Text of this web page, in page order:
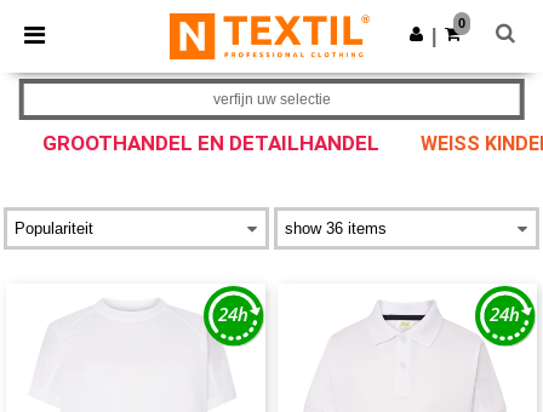
× Ntextil-app
Betere prijzen in de app!
Download app
0
GROOTHANDEL EN DETAILHANDEL WEISS
verfijn uw selectie